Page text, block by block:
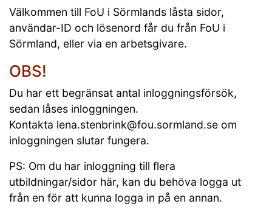
Välkommen till FoU i Sörmlands låsta sidor,
användar-ID och lösenord får du från FoU i
Sörmland, eller via en arbetsgivare.
OBS!
Du har ett begränsat antal inloggningsförsök,
sedan låses inloggningen.
Kontakta lena.stenbrink@fou.sormland.se om
inloggningen slutar fungera.
PS: Om du har inloggning till flera
utbildningar/sidor här, kan du behöva logga ut
från en för att kunna logga in på en annan.